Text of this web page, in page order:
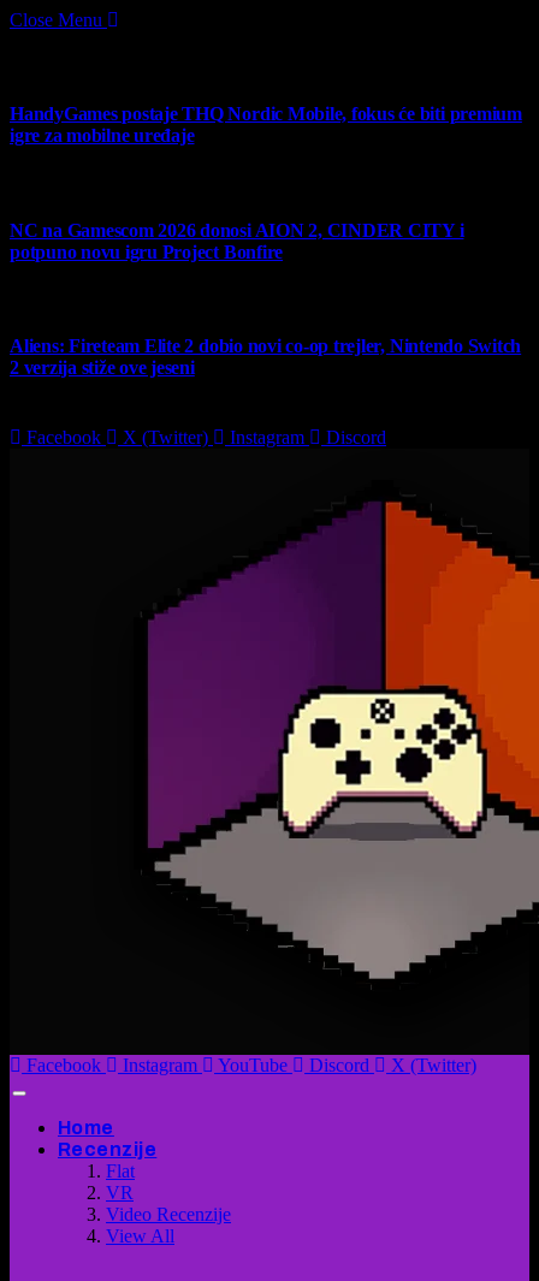
Close Menu
HandyGames postaje THQ Nordic Mobile, fokus će biti premium
igre za mobilne uređaje
NC na Gamescom 2026 donosi AION 2, CINDER CITY i
potpuno novu igru Project Bonfire
Aliens: Fireteam Elite 2 dobio novi co-op trejler, Nintendo Switch
2 verzija stiže ove jeseni
Facebook
X (Twitter) Instagram Discord
Facebook Instagram YouTube Discord X (Twitter)
Home
Recenzije
Flat
VR
Video Recenzije
View All